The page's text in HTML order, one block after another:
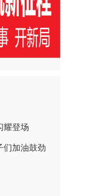
耀登场
们加油鼓劲